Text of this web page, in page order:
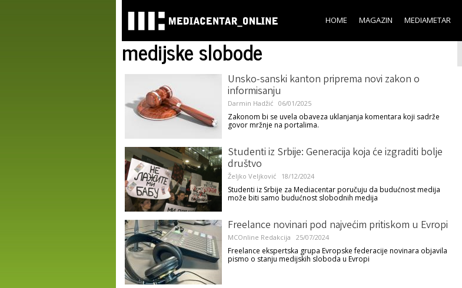
main
content
HOME MAGAZIN MEDIAMETAR
medijske slobode
Unsko-sanski kanton priprema novi zakon o
informisanju
Darmin Hadžić 06/01/2025
Zakonom bi se uvela obaveza uklanjanja komentara koji sadrže
govor mržnje na portalima.
Studenti iz Srbije: Generacija koja će izgraditi bolje
društvo
Željko Veljković 18/12/2024
Studenti iz Srbije za Mediacentar poručuju da budućnost medija
može biti samo budućnost slobodnih medija
Freelance novinari pod najvećim pritiskom u Evropi
MCOnline Redakcija 25/07/2024
Freelance ekspertska grupa Evropske federacije novinara objavila
pismo o stanju medijskih sloboda u Evropi